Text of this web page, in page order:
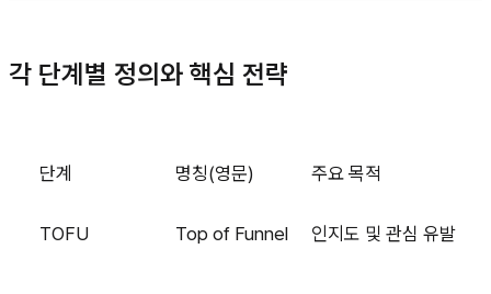
각 단계별 정의와 핵심 전략
단계 명칭(영문) 주요 목적
TOFU Top of Funnel 인지도 및 관심 유발